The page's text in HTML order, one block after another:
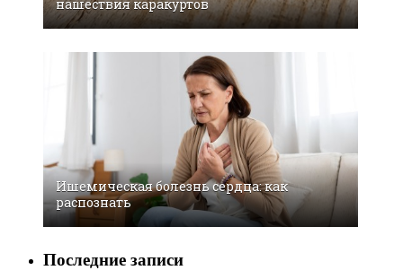
нашествия каракуртов
Ишемическая болезнь сердца: как
распознать
Последние записи